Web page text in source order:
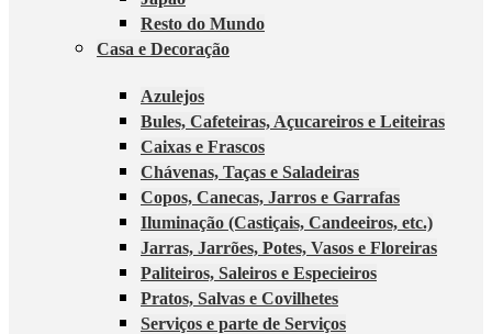
Resto do Mundo
Casa e Decoração
Azulejos
Bules, Cafeteiras, Açucareiros e Leiteiras
Caixas e Frascos
Chávenas, Taças e Saladeiras
Copos, Canecas, Jarros e Garrafas
Iluminação (Castiçais, Candeeiros, etc.)
Jarras, Jarrões, Potes, Vasos e Floreiras
Paliteiros, Saleiros e Especieiros
Pratos, Salvas e Covilhetes
Serviços e parte de Serviços